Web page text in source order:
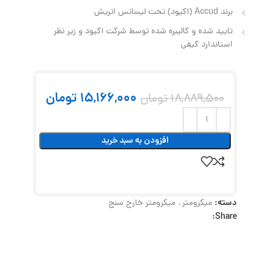
برند Accud (اکیود) تحت لیسانس اتریش
تایید شده و کالیبره شده توسط شرکت اکیود و زیر نظر
استاندارد کیفی
18,889,500تومان 15,166,000 تومان
افزودن به سبد خرید
دسته: میکرومتر, میکرومتر خارج سنج
Share: